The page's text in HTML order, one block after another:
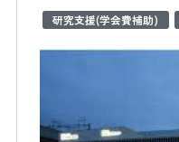
研究支援(学会費補助)